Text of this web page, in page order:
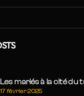
Les mariés à la cité du
17 février 2025